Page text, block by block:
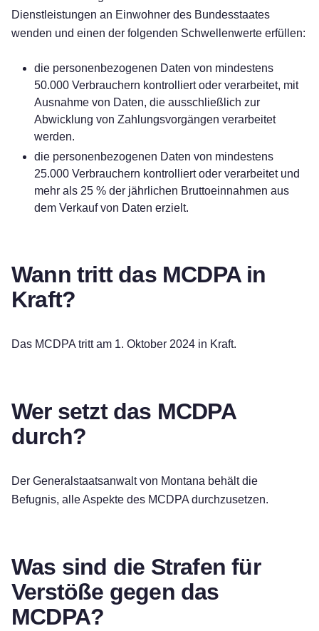
Dienstleistungen an Einwohner des Bundesstaates
wenden und einen der folgenden Schwellenwerte erfüllen:
die personenbezogenen Daten von mindestens
50.000 Verbrauchern kontrolliert oder verarbeitet, mit
Ausnahme von Daten, die ausschließlich zur
Abwicklung von Zahlungsvorgängen verarbeitet
werden.
die personenbezogenen Daten von mindestens
25.000 Verbrauchern kontrolliert oder verarbeitet und
mehr als 25 % der jährlichen Bruttoeinnahmen aus
dem Verkauf von Daten erzielt.
Wann tritt das MCDPA in
Kraft?
Das MCDPA tritt am 1. Oktober 2024 in Kraft.
Wer setzt das MCDPA
durch?
Der Generalstaatsanwalt von Montana behält die
Befugnis, alle Aspekte des MCDPA durchzusetzen.
Was sind die Strafen für
Verstöße gegen das
MCDPA?